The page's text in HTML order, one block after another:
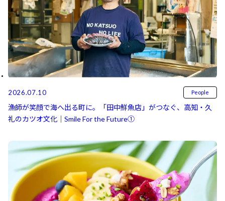
2026.07.10 People
漁師が笑顔で海へ出る町に。「田中鮮魚店」がつなぐ、高知・久
礼のカツオ文化｜Smile For the Future①